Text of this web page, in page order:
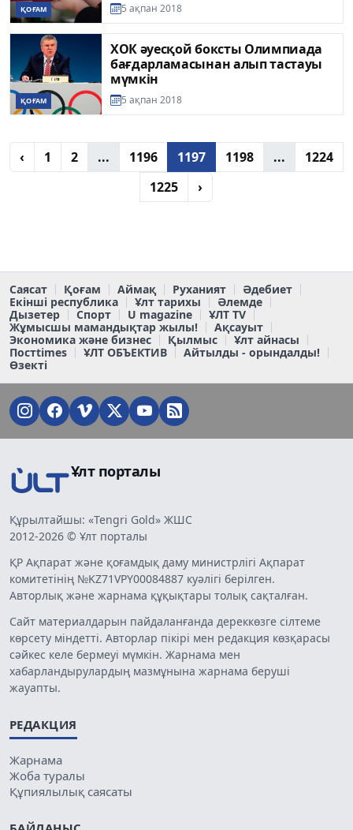
ҚОҒАМ 5 ақпан 2018
ҚОҒАМ
ХОК әуесқой боксты Олимпиада
бағдарламасынан алып тастауы
мүмкін
5 ақпан 2018
‹ 1 2 ... 1196 1197 1198 ...
1224
1225
›
Саясат Қоғам Аймақ Руханият
Әдебиет
Екінші республика
Ұлт тарихы
Әлемде
Дызетер
Спорт U magazine
ҰЛТ TV
Жұмысшы мамандықтар жылы!
Ақсауыт
Экономика және бизнес
Қылмыс
Ұлт айнасы
Постtimes
ҰЛТ ОБЪЕКТИВ
Айтылды - орындалды!
Өзекті
Ұлт порталы
Құрылтайшы: «Tengri Gold» ЖШС
2012-2026 © Ұлт порталы
ҚР Ақпарат және қоғамдық даму министрлігі Ақпарат
комитетінің №KZ71VPY00084887 куәлігі берілген.
Авторлық және жарнама құқықтары толық сақталған.
Сайт материалдарын пайдаланғанда дереккөзге сілтеме
көрсету міндетті. Авторлар пікірі мен редакция көзқарасы
сәйкес келе бермеуі мүмкін. Жарнама мен
хабарландырулардың мазмұнына жарнама беруші
жауапты.
РЕДАКЦИЯ
Жарнама
Жоба туралы
Құпиялылық саясаты